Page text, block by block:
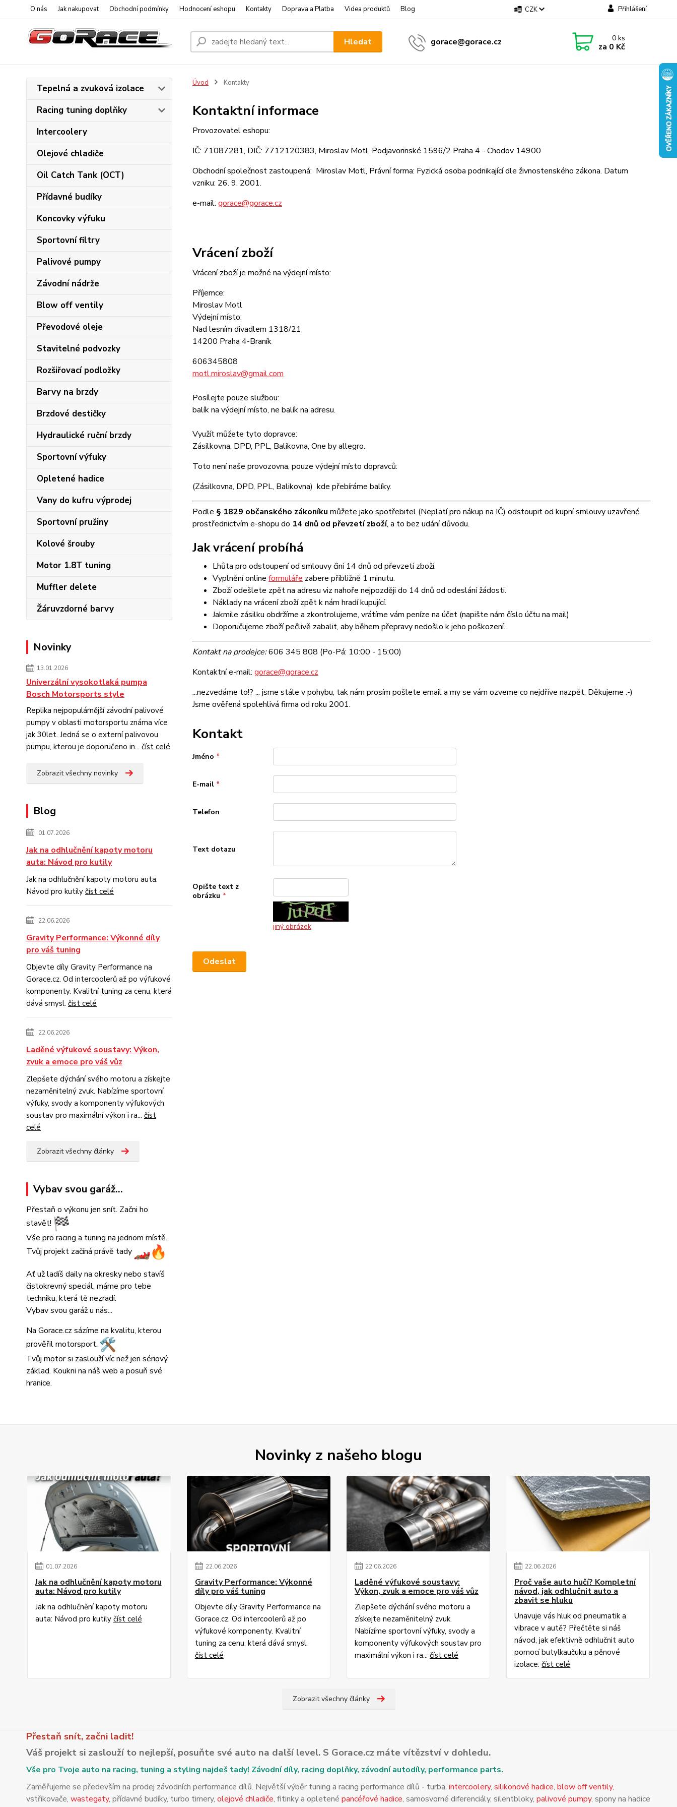
O nás Jak nakupovat Obchodní podmínky Hodnocení eshopu Kontakty Doprava a Platba Videa produktů Blog CZK Přihlášení
Hledat gorace@gorace.cz 0ks
za 0 Kč
Tepelná a zvuková izolace
Racing tuning doplňky
Intercoolery
Olejové chladiče
Oil Catch Tank (OCT)
Přídavné budíky
Koncovky výfuku
Sportovní filtry
Palivové pumpy
Závodní nádrže
Blow off ventily
Převodové oleje
Stavitelné podvozky
Rozšiřovací podložky
Barvy na brzdy
Brzdové destičky
Hydraulické ruční brzdy
Sportovní výfuky
Opletené hadice
Vany do kufru výprodej
Sportovní pružiny
Kolové šrouby
Motor 1.8T tuning
Muffler delete
Žáruvzdorné barvy
Novinky
13.01.2026
Univerzální vysokotlaká pumpa
Bosch Motorsports style
Replika nejpopulárnější závodní palivové
pumpy v oblasti motorsportu známa více
jak 30let. Jedná se o externí palivovou
pumpu, kterou je doporučeno in... číst celé
Zobrazit všechny novinky
Blog
01.07.2026
Jak na odhlučnění kapoty motoru
auta: Návod pro kutily
Jak na odhlučnění kapoty motoru auta:
Návod pro kutily číst celé
22.06.2026
Gravity Performance: Výkonné díly
pro váš tuning
Objevte díly Gravity Performance na
Gorace.cz. Od intercoolerů až po výfukové
komponenty. Kvalitní tuning za cenu, která
dává smysl. číst celé
22.06.2026
Laděné výfukové soustavy: Výkon,
zvuk a emoce pro váš vůz
Zlepšete dýchání svého motoru a získejte
nezaměnitelný zvuk. Nabízíme sportovní
výfuky, svody a komponenty výfukových
soustav pro maximální výkon i ra... číst
celé
Zobrazit všechny články
Vybav svou garáž...
Přestaň o výkonu jen snít. Začni ho
stavět!
Vše pro racing a tuning na jednom místě.
Tvůj projekt začíná právě tady
Ať už ladíš daily na okresky nebo stavíš
čistokrevný speciál, máme pro tebe
techniku, která tě nezradí.
Vybav svou garáž u nás...
Na Gorace.cz sázíme na kvalitu, kterou
prověřil motorsport.
Tvůj motor si zaslouží víc než jen sériový
základ. Koukni na náš web a posuň své
hranice.
Úvod Kontakty
Kontaktní informace
Provozovatel eshopu:
IČ: 71087281, DIČ: 7712120383, Miroslav Motl, Podjavorinské 1596/2 Praha 4 - Chodov 14900
Obchodní společnost zastoupená: Miroslav Motl, Právní forma: Fyzická osoba podnikající dle živnostenského zákona. Datum
vzniku: 26. 9. 2001.
e-mail: gorace@gorace.cz
Vrácení zboží
Vrácení zboží je možné na výdejní místo:
Příjemce:
Miroslav Motl
Výdejní místo:
Nad lesním divadlem 1318/21
14200 Praha 4-Braník
606345808
motl.miroslav@gmail.com
Posílejte pouze službou:
balík na výdejní místo, ne balík na adresu.
Využít můžete tyto dopravce:
Zásilkovna, DPD, PPL, Balikovna, One by allegro.
Toto není naše provozovna, pouze výdejní místo dopravců:
(Zásilkovna, DPD, PPL, Balikovna) kde přebíráme balíky.
Podle § 1829 občanského zákoníku můžete jako spotřebitel (Neplatí pro nákup na IČ) odstoupit od kupní smlouvy uzavřené
prostřednictvím e-shopu do 14 dnů od převzetí zboží, a to bez udání důvodu.
Jak vrácení probíhá
Lhůta pro odstoupení od smlouvy činí 14 dnů od převzetí zboží.
Vyplnění online formuláře zabere přibližně 1 minutu.
Zboží odešlete zpět na adresu viz nahoře nejpozději do 14 dnů od odeslání žádosti.
Náklady na vrácení zboží zpět k nám hradí kupující.
Jakmile zásilku obdržíme a zkontrolujeme, vrátíme vám peníze na účet (napište nám číslo účtu na mail)
Doporučujeme zboží pečlivě zabalit, aby během přepravy nedošlo k jeho poškození.
Kontakt na prodejce:606 345 808 (Po-Pá: 10:00 - 15:00)
Kontaktní e-mail: gorace@gorace.cz
...nezvedáme to!? ... jsme stále v pohybu, tak nám prosím pošlete email a my se vám ozveme co nejdříve nazpět. Děkujeme :-)
Jsme ověřená spolehlivá firma od roku 2001.
Kontakt
Jméno *
E-mail *
Telefon
Text dotazu
Opište text z
obrázku *
jiný obrázek
Novinky z našeho blogu
01.07.2026
Jak na odhlučnění kapoty motoru
auta: Návod pro kutily
Jak na odhlučnění kapoty motoru
auta: Návod pro kutily číst celé
22.06.2026
Gravity Performance: Výkonné
díly pro váš tuning
Objevte díly Gravity Performance na
Gorace.cz. Od intercoolerů až po
výfukové komponenty. Kvalitní
tuning za cenu, která dává smysl.
číst celé
22.06.2026
Laděné výfukové soustavy:
Výkon, zvuk a emoce pro váš vůz
Zlepšete dýchání svého motoru a
získejte nezaměnitelný zvuk.
Nabízíme sportovní výfuky, svody a
komponenty výfukových soustav pro
maximální výkon i ra... číst celé
22.06.2026
Proč vaše auto hučí? Kompletní
návod, jak odhlučnit auto a
zbavit se hluku
Unavuje vás hluk od pneumatik a
vibrace v autě? Přečtěte si náš
návod, jak efektivně odhlučnit auto
pomocí butylkaučuku a pěnové
izolace.číst celé
Zobrazit všechny články
Přestaň snít, začni ladit!
Váš projekt si zaslouží to nejlepší, posuňte své auto na další level. S Gorace.cz máte vítězství v dohledu.
Vše pro Tvoje auto na racing, tuning a styling najdeš tady! Závodní díly, racing doplňky, závodní autodíly, performance parts.
Zaměřujeme se především na prodej závodních performance dílů. Největší výběr tuning a racing performance dílů - turba, intercoolery, silikonové hadice, blow off ventily,
vstřikovače, wastegaty, přídavné budíky, turbo timery, olejové chladiče, fitinky a opletené pancéřové hadice, samosvorné diferenciály, silentbloky, palivové pumpy, spony na hadice